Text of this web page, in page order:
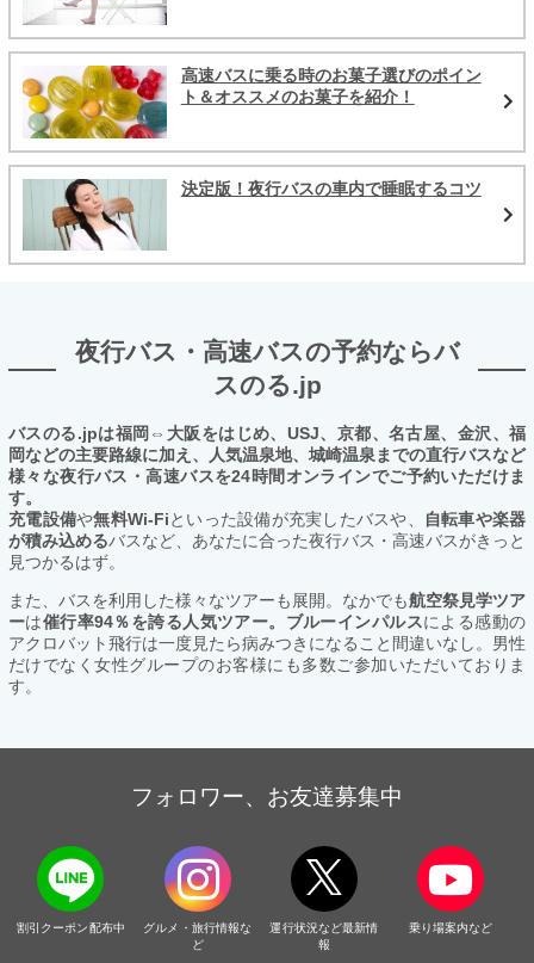
高速バスに乗る時のお菓子選びのポイン
ト＆オススメのお菓子を紹介！
決定版！夜行バスの車内で睡眠するコツ
夜行バス・高速バスの予約ならバ
スのる.jp
バスのる.jpは福岡⇔大阪をはじめ、USJ、京都、名古屋、金沢、福
岡などの主要路線に加え、人気温泉地、城崎温泉までの直行バスなど
様々な夜行バス・高速バスを24時間オンラインでご予約いただけま
す。
充電設備や無料Wi-Fiといった設備が充実したバスや、
自転車や楽器
が積み込めるバスなど、あなたに合った夜行バス・高速バスがきっと
見つかるはず。
また、バスを利用した様々なツアーも展開。なかでも航空祭見学ツア
ーは催行率94％を誇る人気ツアー。ブルーインパルスによる感動の
アクロバット飛行は一度見たら病みつきになること間違いなし。男性
だけでなく女性グループのお客様にも多数ご参加いただいておりま
す。
フォロワー、お友達募集中
割引クーポン配布中
グルメ・旅行情報な
ど
運行状況など最新情
報
乗り場案内など